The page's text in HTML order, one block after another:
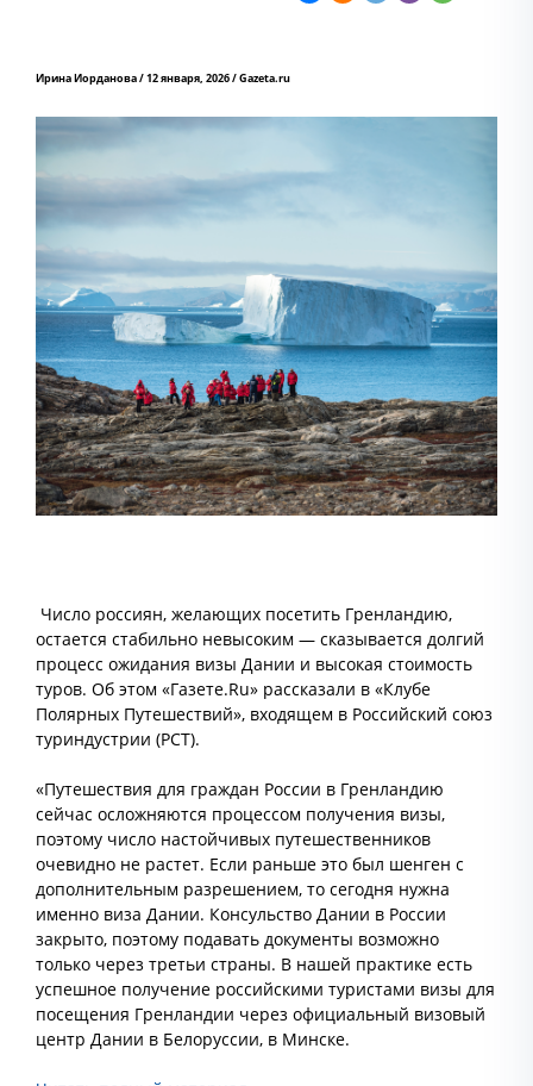
Ирина Иорданова / 12 января, 2026 / Gazeta.ru
Число россиян, желающих посетить Гренландию,
остается стабильно невысоким — сказывается долгий
процесс ожидания визы Дании и высокая стоимость
туров. Об этом «Газете.Ru» рассказали в «Клубе
Полярных Путешествий», входящем в Российский союз
туриндустрии (РСТ).
«Путешествия для граждан России в Гренландию
сейчас осложняются процессом получения визы,
поэтому число настойчивых путешественников
очевидно не растет. Если раньше это был шенген с
дополнительным разрешением, то сегодня нужна
именно виза Дании. Консульство Дании в России
закрыто, поэтому подавать документы возможно
только через третьи страны. В нашей практике есть
успешное получение российскими туристами визы для
посещения Гренландии через официальный визовый
центр Дании в Белоруссии, в Минске.